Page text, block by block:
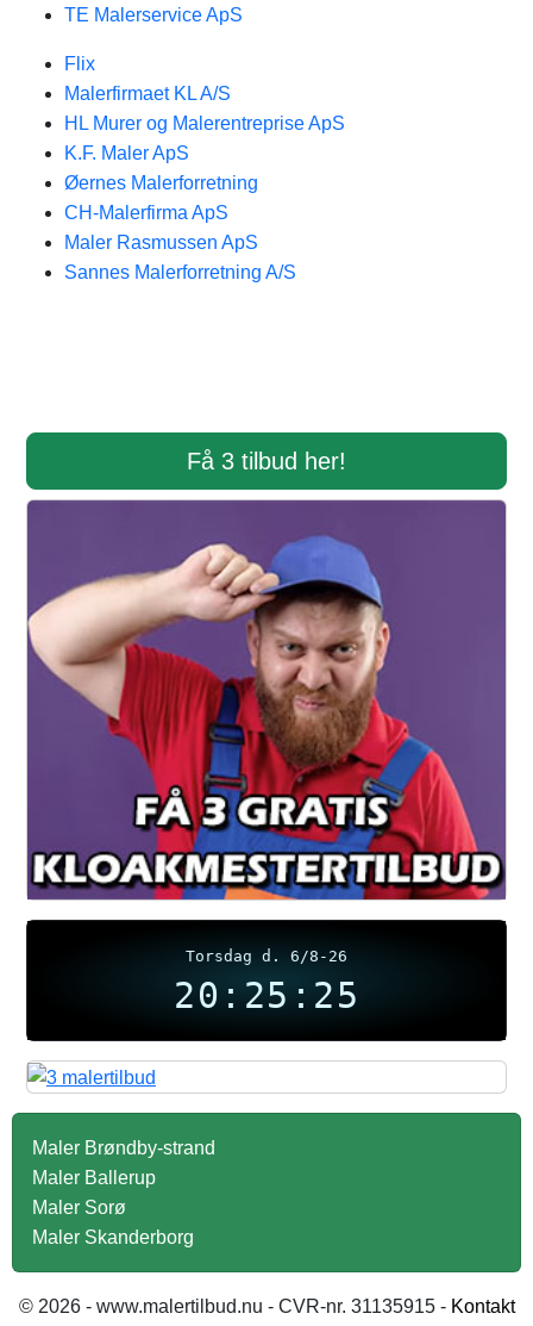
TE Malerservice ApS
Flix
Malerfirmaet KL A/S
HL Murer og Malerentreprise ApS
K.F. Maler ApS
Øernes Malerforretning
CH-Malerfirma ApS
Maler Rasmussen ApS
Sannes Malerforretning A/S
Få 3 tilbud her!
Torsdag d. 6/8-26
20:25:25
Maler Brøndby-strand
Maler Ballerup
Maler Sorø
Maler Skanderborg
© 2026 - www.malertilbud.nu - CVR-nr. 31135915 - Kontakt